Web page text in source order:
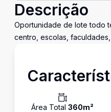
Descrição
Oportunidade de lote todo
centro, escolas,
Área Total 360m²